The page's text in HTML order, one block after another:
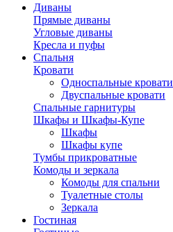
Диваны
Прямые диваны
Угловые диваны
Кресла и пуфы
Спальня
Кровати
Односпальные кровати
Двуспальные кровати
Спальные гарнитуры
Шкафы и Шкафы-Купе
Шкафы
Шкафы купе
Тумбы прикроватные
Комоды и зеркала
Комоды для спальни
Туалетные столы
Зеркала
Гостиная